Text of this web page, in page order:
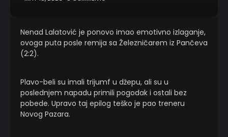
Nenad Lalatović je ponovo imao emotivno izlaganje,
ovoga puta posle remija sa Železničarem iz Pančeva
(2:2).
Plavo-beli su imali trijumf u džepu, ali su u
poslednjem napadu primili pogodak i ostali bez
pobede. Upravo taj epilog teško je pao treneru
Novog Pazara.